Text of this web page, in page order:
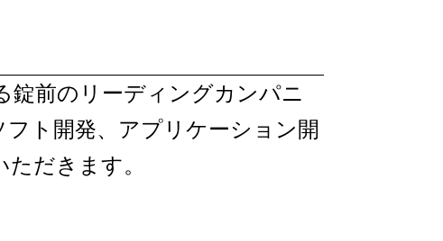
錠前のリーディングカンパニ
ト開発、アプリケーション開
だきます。